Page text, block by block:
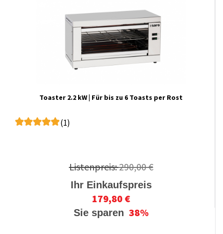
Toaster 2.2 kW | Für bis zu 6 Toasts per Rost
(1)
Listenpreis:290,00 €
Ihr Einkaufspreis
179,80 €
Sie sparen 38%